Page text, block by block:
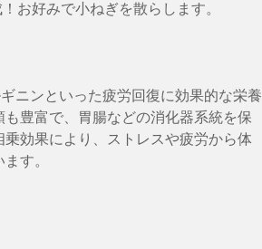
お好みで小ねぎを散らします。
ニンといった疲労回復に効果的な栄養
豊富で、胃腸などの消化器系統を保
効果により、ストレスや疲労から体
す。